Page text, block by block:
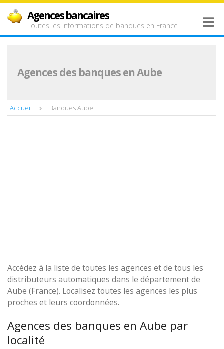
Agences bancaires
Toutes les informations de banques en France
Agences des banques en Aube
Accueil Banques Aube
Accédez à la liste de toutes les agences et de tous les
distributeurs automatiques dans le département de
Aube (France). Localisez toutes les agences les plus
proches et leurs coordonnées.
Agences des banques en Aube par
localité